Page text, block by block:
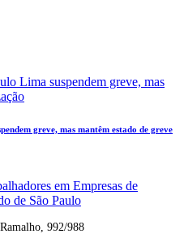
greve, mas mantêm estado de greve
992/988